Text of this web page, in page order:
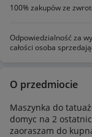
100% zakupów ze
Odpowiedzialność za
całości osoba
O przedmiocie
Maszynka do
domyc na 2
zaoraszam do